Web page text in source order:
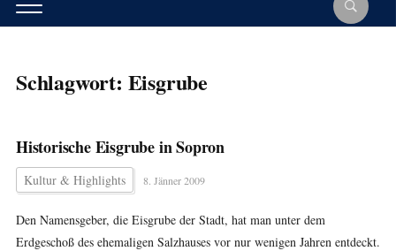
Schlagwort: Eisgrube
Historische Eisgrube in Sopron
Kultur & Highlights 8. Jänner 2009
Den Namensgeber, die Eisgrube der Stadt, hat man unter dem
Erdgeschoß des ehemaligen Salzhauses vor nur wenigen Jahren entdeckt.